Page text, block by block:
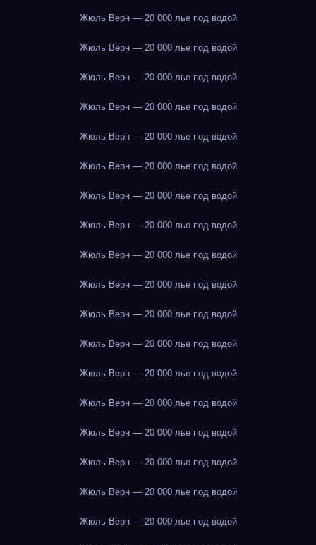
Жюль Верн — 20 000 лье под водой
Жюль Верн — 20 000 лье под водой
Жюль Верн — 20 000 лье под водой
Жюль Верн — 20 000 лье под водой
Жюль Верн — 20 000 лье под водой
Жюль Верн — 20 000 лье под водой
Жюль Верн — 20 000 лье под водой
Жюль Верн — 20 000 лье под водой
Жюль Верн — 20 000 лье под водой
Жюль Верн — 20 000 лье под водой
Жюль Верн — 20 000 лье под водой
Жюль Верн — 20 000 лье под водой
Жюль Верн — 20 000 лье под водой
Жюль Верн — 20 000 лье под водой
Жюль Верн — 20 000 лье под водой
Жюль Верн — 20 000 лье под водой
Жюль Верн — 20 000 лье под водой
Жюль Верн — 20 000 лье под водой